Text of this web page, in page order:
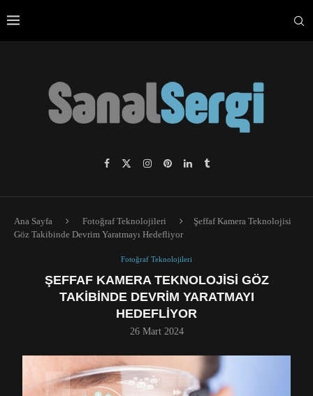
Ana Sayfa Fotoğraf Teknolojileri
Şeffaf Kamera Teknolojisi
Göz Takibinde Devrim Yaratmayı Hedefliyor
Fotoğraf Teknolojileri
ŞEFFAF KAMERA TEKNOLOJISI GÖZ
TAKIBINDE DEVRIM YARATMAYI
HEDEFLIYOR
26 Mart 2024